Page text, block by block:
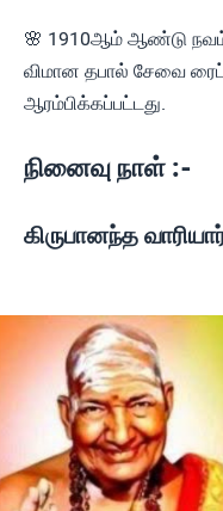
🌸 1910ஆம் ஆண்டு
விமான தபால் சேவை
ஆரம்பிக்கப்பட்டது.
நினைவு நாள் :-
கிருபானந்த